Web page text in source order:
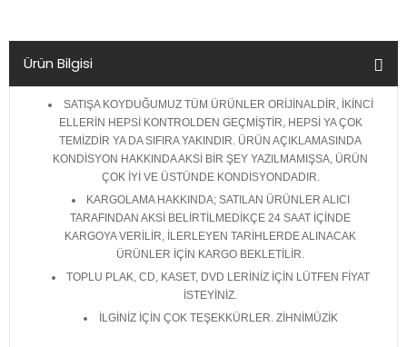
Ürün Bilgisi
SATIŞA KOYDUĞUMUZ TÜM ÜRÜNLER ORİJİNALDİR, İKİNCİ
ELLERİN HEPSİ KONTROLDEN GEÇMİŞTİR, HEPSİ YA ÇOK
TEMİZDİR YA DA SIFIRA YAKINDIR. ÜRÜN AÇIKLAMASINDA
KONDİSYON HAKKINDA AKSİ BİR ŞEY YAZILMAMIŞSA, ÜRÜN
ÇOK İYİ VE ÜSTÜNDE KONDİSYONDADIR.
KARGOLAMA HAKKINDA; SATILAN ÜRÜNLER ALICI
TARAFINDAN AKSİ BELİRTİLMEDİKÇE 24 SAAT İÇİNDE
KARGOYA VERİLİR, İLERLEYEN TARİHLERDE ALINACAK
ÜRÜNLER İÇİN KARGO BEKLETİLİR.
TOPLU PLAK, CD, KASET, DVD LERİNİZ İÇİN LÜTFEN FİYAT
İSTEYİNİZ.
İLGİNİZ İÇİN ÇOK TEŞEKKÜRLER. ZİHNİMÜZİK